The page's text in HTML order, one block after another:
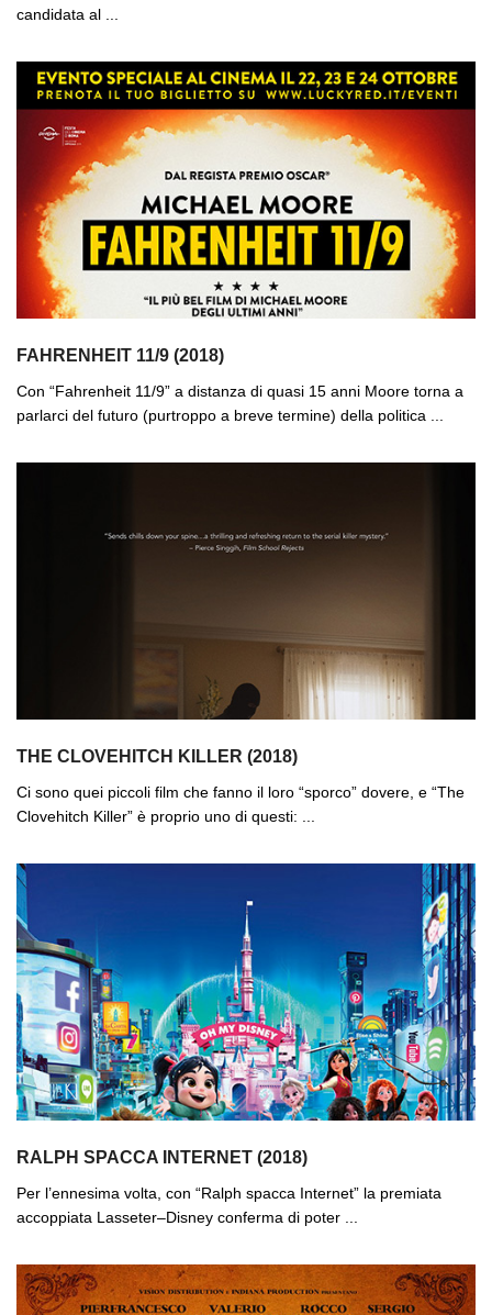
candidata al ...
FAHRENHEIT 11/9 (2018)
Con “Fahrenheit 11/9” a distanza di quasi 15 anni Moore torna a
parlarci del futuro (purtroppo a breve termine) della politica ...
THE CLOVEHITCH KILLER (2018)
Ci sono quei piccoli film che fanno il loro “sporco” dovere, e “The
Clovehitch Killer” è proprio uno di questi: ...
RALPH SPACCA INTERNET (2018)
Per l’ennesima volta, con “Ralph spacca Internet” la premiata
accoppiata Lasseter–Disney conferma di poter ...